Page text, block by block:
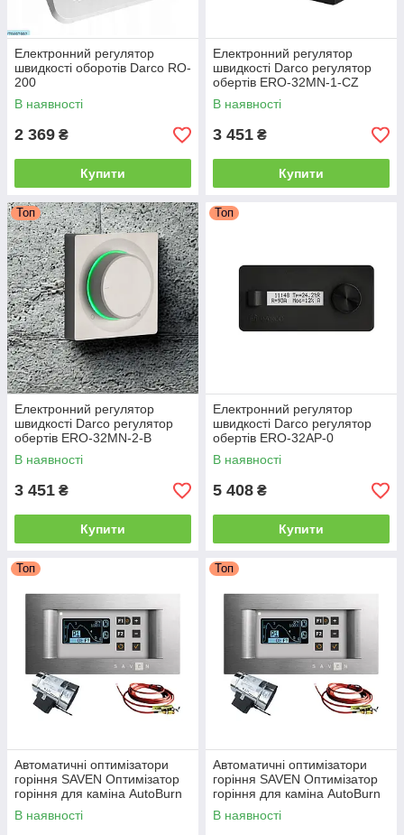
Електронний регулятор
швидкості оборотів Darco RO-
200
В наявності
2 369 ₴
Купити
Електронний регулятор
швидкості Darco регулятор
обертів ERO-32MN-1-CZ
регулятор обертів для
камінної турбіни
В наявності
3 451 ₴
Купити
Топ
Електронний регулятор
швидкості Darco регулятор
обертів ERO-32MN-2-B
регулятор обертів для
камінної турбіни
В наявності
3 451 ₴
Купити
Топ
Електронний регулятор
швидкості Darco регулятор
обертів ERO-32AP-0
регулятор обертів для
камінної турбіни
В наявності
5 408 ₴
Купити
Топ
Автоматичні оптимізатори
горіння SAVEN Оптимізатор
горіння для каміна AutoBurn
100 Автоматика керування
горінням
В наявності
Топ
Автоматичні оптимізатори
горіння SAVEN Оптимізатор
горіння для каміна AutoBurn
120 Автоматика керування
горінням
В наявності